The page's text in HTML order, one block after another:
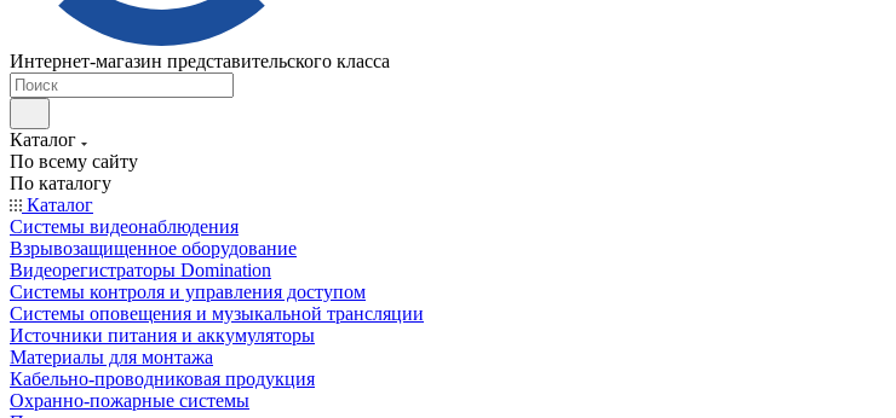
Интернет-магазин представительского класса
Каталог
По всему сайту
По каталогу
Каталог
Системы видеонаблюдения
Взрывозащищенное оборудование
Видеорегистраторы Domination
Системы контроля и управления доступом
Системы оповещения и музыкальной трансляции
Источники питания и аккумуляторы
Материалы для монтажа
Кабельно-проводниковая продукция
Охранно-пожарные системы